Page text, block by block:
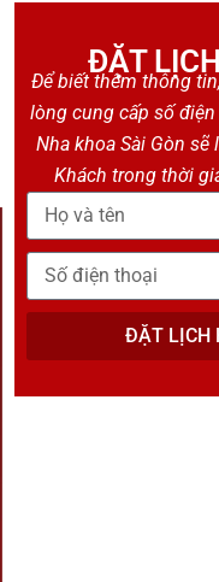
ĐẶT
Để biết thêm thông
lòng cung cấp số
Nha khoa Sài Gòn sẽ
Khách trong thời
ĐẶT LỊCH